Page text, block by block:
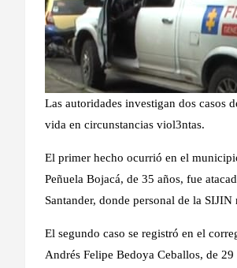
Las autoridades investigan dos casos
vida en circunstancias viol3ntas.
El primer hecho ocurrió en el
Peñuela Bojacá, de 35 años, fue
Santander, donde personal de la
El segundo caso se registró en el
Andrés Felipe Bedoya Ceballos, de